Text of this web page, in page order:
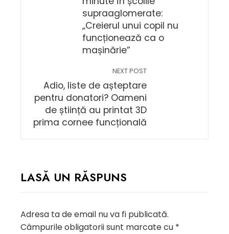
supraaglomerate:
„Creierul unui copil nu
funcționează ca o
mașinărie”
NEXT POST
Adio, liste de așteptare
pentru donatori? Oameni
de știință au printat 3D
prima cornee funcțională
LASĂ UN RĂSPUNS
Adresa ta de email nu va fi publicată.
Câmpurile obligatorii sunt marcate cu *